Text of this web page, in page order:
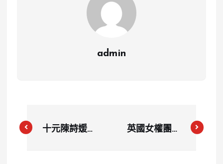
admin
十元陳詩媛遭
英國女權團體